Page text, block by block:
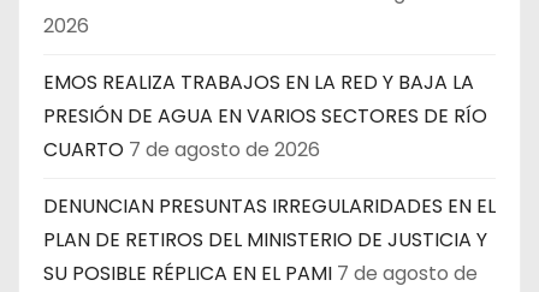
2026
EMOS REALIZA TRABAJOS EN LA RED Y BAJA LA
PRESIÓN DE AGUA EN VARIOS SECTORES DE RÍO
CUARTO 7 de agosto de 2026
DENUNCIAN PRESUNTAS IRREGULARIDADES EN EL
PLAN DE RETIROS DEL MINISTERIO DE JUSTICIA Y
SU POSIBLE RÉPLICA EN EL PAMI 7 de agosto de